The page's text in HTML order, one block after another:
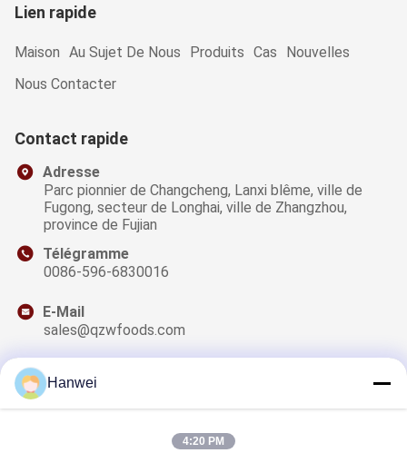
Lien rapide
Maison Au Sujet De Nous Produits Cas
Nouvelles
Nous Contacter
Contact rapide
Adresse
Parc pionnier de Changcheng, Lanxi blême, ville de
Fugong, secteur de Longhai, ville de Zhangzhou,
province de Fujian
Télégramme
0086-596-6830016
E-Mail
sales@qzwfoods.com
Abonnez-vous à notre newsletter pour des réductions et plus
Hanwei
4:20 PM